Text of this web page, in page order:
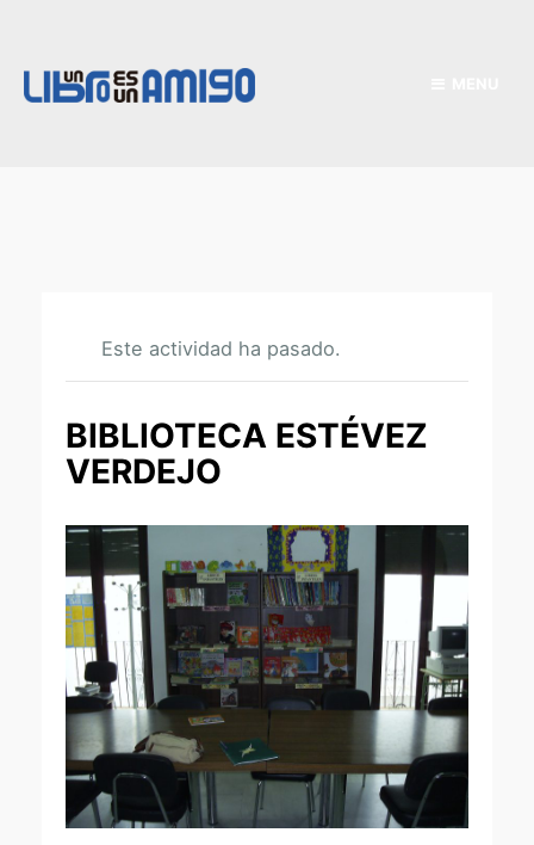
Este actividad ha pasado.
BIBLIOTECA ESTÉVEZ
VERDEJO